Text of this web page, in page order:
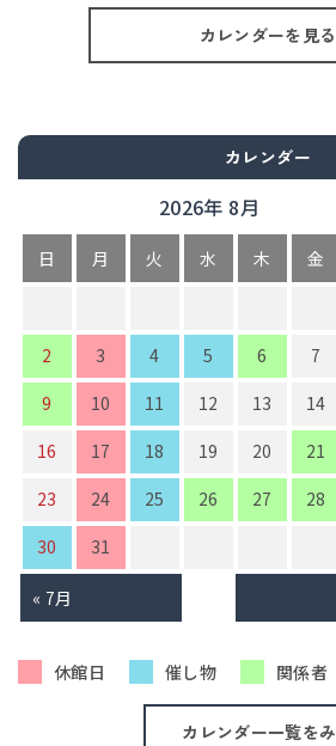
カレンダーを見る
カレンダー
2026年 8月
日 月 火 水 木 金
2
3 4 5 6 7
9
10 11 12 13 14
16
17 18 19 20 21
23
24 25 26 27 28
30
31
« 7月
休館日 催し物 関係者
カレンダー一覧を